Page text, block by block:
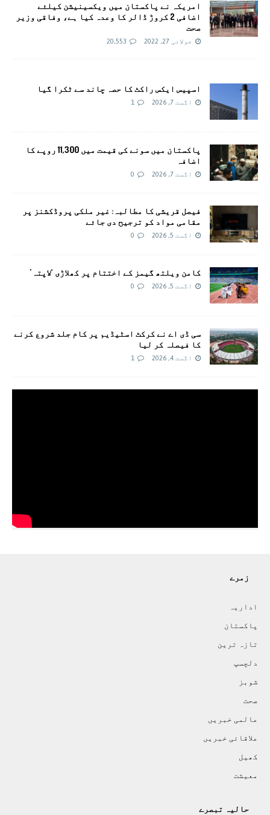
امريکہ نے پاکستان میں ویکسینیشن کیلئے
اضافی 2 کروڑ ڈالر کا وعدہ کیا ہے، وفاقی وزیر
صحت
جولائی 27, 2022 20,553
اسپیس ایکس راکٹ کا حصہ چاند سے ٹکرا گیا
اگست 7, 2026 1
پاکستان میں سونے کی قیمت میں 11,300 روپے کا
اضافہ
اگست 7, 2026 0
فیصل قریشی کا مطالبہ: غیر ملکی پروڈکشنز پر
مقامی مواد کو ترجیح دی جائے
اگست 5, 2026 0
کامن ویلتھ گیمز کے اختتام پر کھلاڑی ‘لاپتہ’
اگست 5, 2026 0
سی ڈی اے نے کرکٹ اسٹیڈیم پر کام جلد شروع کرنے
کا فیصلہ کر لیا
اگست 4, 2026 1
زمرے
اداريہ
پاکستان
تازہ ترين
دلچسپ
شوبز
صحت
عالمی خبريں
علاقائی خبريں
کھيل
معيشت
حالیہ تبصرے